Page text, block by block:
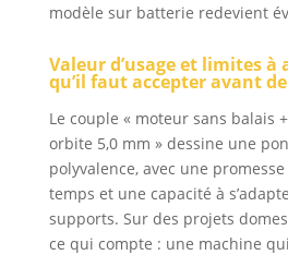
modèle sur batterie redevient
Valeur d’usage et limites
qu’il faut accepter avant
Le couple « moteur sans balais
orbite 5,0 mm » dessine une
polyvalence, avec une
temps et une capacité à
supports. Sur des projets
ce qui compte : une machine